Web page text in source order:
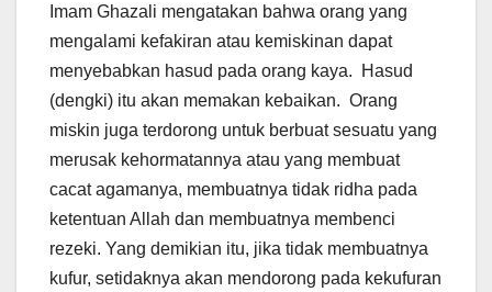
Imam Ghazali mengatakan bahwa orang yang
mengalami kefakiran atau kemiskinan dapat
menyebabkan hasud pada orang kaya. Hasud
(dengki) itu akan memakan kebaikan. Orang
miskin juga terdorong untuk berbuat sesuatu yang
merusak kehormatannya atau yang membuat
cacat agamanya, membuatnya tidak ridha pada
ketentuan Allah dan membuatnya membenci
rezeki. Yang demikian itu, jika tidak membuatnya
kufur, setidaknya akan mendorong pada kekufuran